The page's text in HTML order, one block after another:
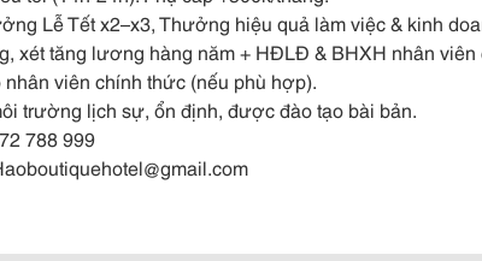
Lễ Tết x2–x3, Thưởng hiệu quả làm việc & kinh
xét tăng lương hàng năm + HĐLĐ & BHXH nhân
viên chính thức (nếu phù hợp).
trường lịch sự, ổn định, được đào tạo bài bản.
788 999